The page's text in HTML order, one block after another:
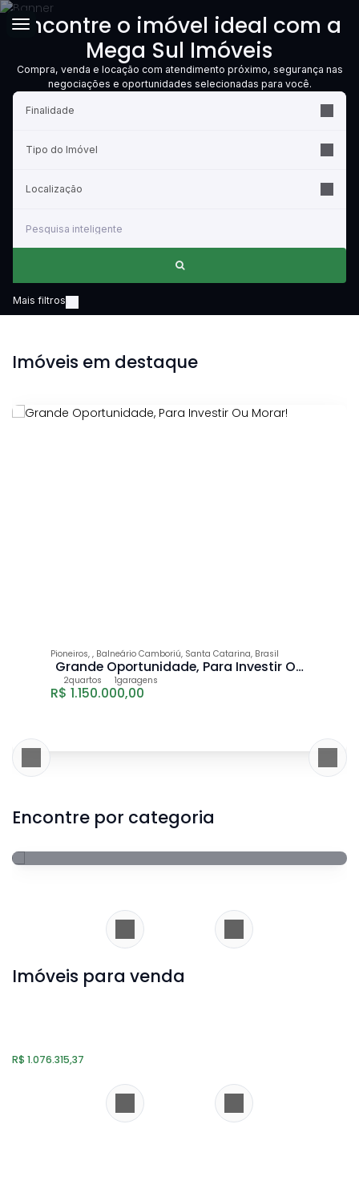
Encontre o imóvel ideal com a
Mega Sul Imóveis
Compra, venda e locação com atendimento próximo, segurança nas
negociações e oportunidades selecionadas para você.
Finalidade
Tipo do Imóvel
Localização
Imóveis em destaque
Grande Oportunidade, Para Investir Ou
Pioneiros , Balneário Camboriú, Santa Catarina, Brasil
2 1
R$ 1.150.000,00
Encontre por categoria
Imóveis para venda
R$ 1.076.315,37